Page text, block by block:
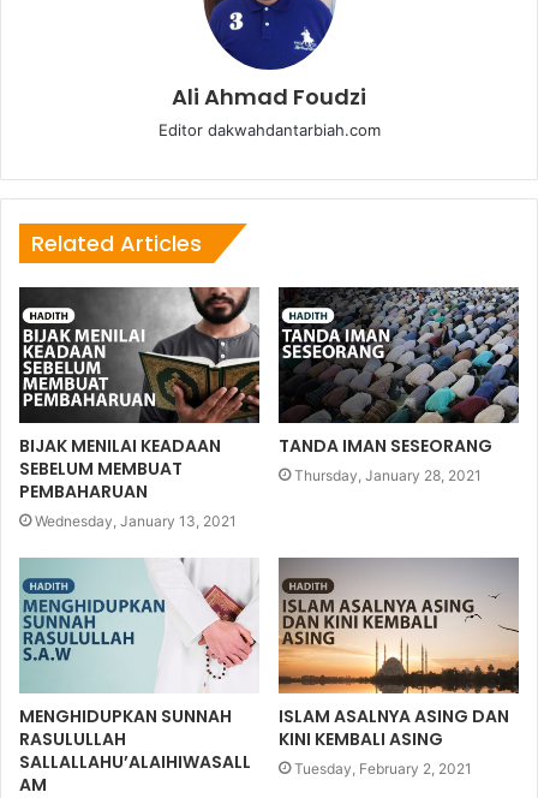
Ali Ahmad Foudzi
Editor dakwahdantarbiah.com
Related Articles
BIJAK MENILAI KEADAAN
SEBELUM MEMBUAT
PEMBAHARUAN
Wednesday, January 13, 2021
TANDA IMAN SESEORANG
Thursday, January 28, 2021
MENGHIDUPKAN SUNNAH
RASULULLAH
SALLALLAHU’ALAIHIWASALL
AM
ISLAM ASALNYA ASING DAN
KINI KEMBALI ASING
Tuesday, February 2, 2021